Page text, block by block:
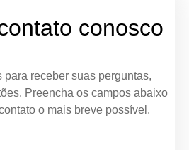
conosco
para receber suas perguntas,
Preencha os campos abaixo
o mais breve possível.